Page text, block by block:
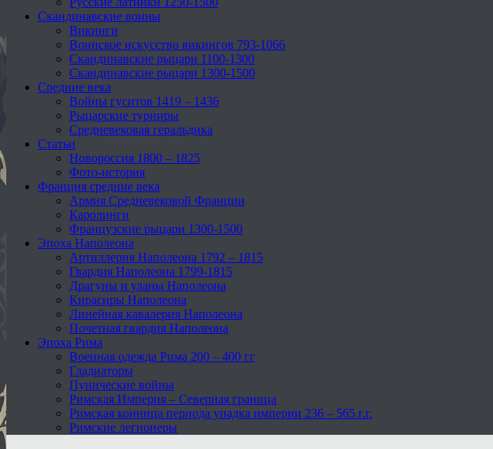
Скандинавские воины
Викинги
Воинское искусство викингов 793-1066
Скандинавские рыцари 1100-1300
Скандинавские рыцари 1300-1500
Средние века
Войны гуситов 1419 – 1436
Рыцарские турниры
Средневековая геральдика
Статьи
Новороссия 1800 – 1825
Фото-история
Франция средние века
Армия Средневековой Франции
Каролинги
Французские рыцари 1300-1500
Эпоха Наполеона
Артиллерия Наполеона 1792 – 1815
Гвардия Наполеона 1799-1815
Драгуны и уланы Наполеона
Кирасиры Наполеона
Линейная кавалерия Наполеона
Почетная гвардия Наполеона
Эпоха Рима
Военная одежда Рима 200 – 400 гг
Гладиаторы
Пунические войны
Римская Империя – Северная граница
Римская конница периода упадка империи 236 – 565 г.г.
Римские легионеры